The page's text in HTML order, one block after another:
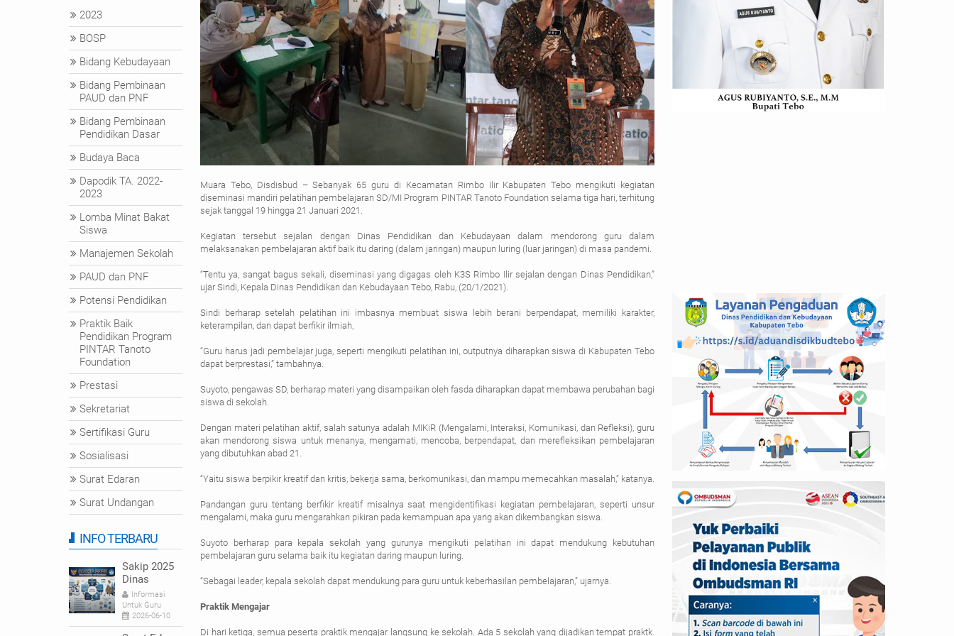
Muara Tebo, Disdisbud – Sebanyak 65 guru di Kecamatan Rimbo Ilir Kabupaten Tebo mengikuti kegiatan
diseminasi mandiri pelatihan pembelajaran SD/MI Program PINTAR Tanoto Foundation selama tiga hari, terhitung
sejak tanggal 19 hingga 21 Januari 2021.
Kegiatan tersebut sejalan dengan Dinas Pendidikan dan Kebudayaan dalam mendorong guru dalam
melaksanakan pembelajaran aktif baik itu daring (dalam jaringan) maupun luring (luar jaringan) di masa pandemi.
“Tentu ya, sangat bagus sekali, diseminasi yang digagas oleh K3S Rimbo Ilir sejalan dengan Dinas Pendidikan,”
ujar Sindi, Kepala Dinas Pendidikan dan Kebudayaan Tebo, Rabu, (20/1/2021).
Sindi berharap setelah pelatihan ini imbasnya membuat siswa lebih berani berpendapat, memiliki karakter,
keterampilan, dan dapat berfikir ilmiah,
“Guru harus jadi pembelajar juga, seperti mengikuti pelatihan ini, outputnya diharapkan siswa di Kabupaten Tebo
dapat berprestasi,” tambahnya.
Suyoto, pengawas SD, berharap materi yang disampaikan oleh fasda diharapkan dapat membawa perubahan bagi
siswa di sekolah.
Dengan materi pelatihan aktif, salah satunya adalah MIKiR (Mengalami, Interaksi, Komunikasi, dan Refleksi), guru
akan mendorong siswa untuk menanya, mengamati, mencoba, berpendapat, dan merefleksikan pembelajaran
yang dibutuhkan abad 21.
“Yaitu siswa berpikir kreatif dan kritis, bekerja sama, berkomunikasi, dan mampu memecahkan masalah,” katanya.
Pandangan guru tentang berfikir kreatif misalnya saat mengidentifikasi kegiatan pembelajaran, seperti unsur
mengalami, maka guru mengarahkan pikiran pada kemampuan apa yang akan dikembangkan siswa.
Suyoto berharap para kepala sekolah yang gurunya mengikuti pelatihan ini dapat mendukung kebutuhan
pembelajaran guru selama baik itu kegiatan daring maupun luring.
“Sebagai leader, kepala sekolah dapat mendukung para guru untuk keberhasilan pembelajaran,” ujarnya.
Praktik Mengajar
Di hari ketiga, semua peserta praktik mengajar langsung ke sekolah. Ada 5 sekolah yang dijadikan tempat praktk.
2023
BOSP
Bidang Kebudayaan
Bidang Pembinaan
PAUD dan PNF
Bidang Pembinaan
Pendidikan Dasar
Budaya Baca
Dapodik TA. 2022-
2023
Lomba Minat Bakat
Siswa
Manajemen Sekolah
PAUD dan PNF
Potensi Pendidikan
Praktik Baik
Pendidikan Program
PINTAR Tanoto
Foundation
Prestasi
Sekretariat
Sertifikasi Guru
Sosialisasi
Surat Edaran
Surat Undangan
INFO TERBARU
Sakip 2025
Dinas
Pendidikan
dan
Kebudayaan
Informasi
Untuk Guru
2026-06-10